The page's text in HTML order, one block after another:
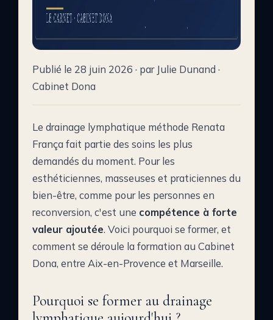
Publié le 28 juin 2026 · par Julie Dunand ·
Cabinet Dona
Le drainage lymphatique méthode Renata
França fait partie des soins les plus
demandés du moment. Pour les
esthéticiennes, masseuses et praticiennes du
bien-être, comme pour les personnes en
reconversion, c'est une compétence à forte
valeur ajoutée. Voici pourquoi se former, et
comment se déroule la formation au Cabinet
Dona, entre Aix-en-Provence et Marseille.
Pourquoi se former au drainage